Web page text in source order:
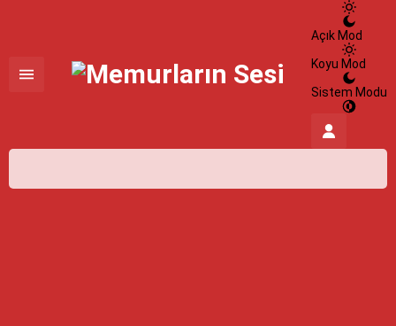
Açık Mod
Koyu Mod
Sistem Modu